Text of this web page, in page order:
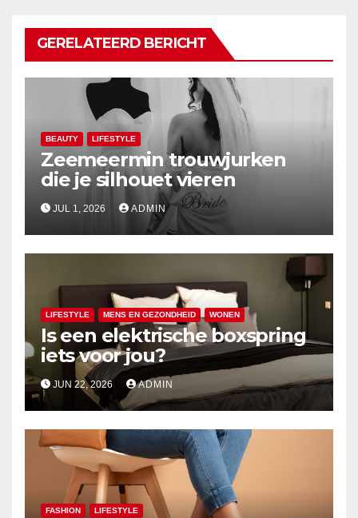
GERELATEERD BERICHT
BEAUTY LIFESTYLE
Zeemeermin trouwjurken
die je silhouet vieren
JUL 1, 2026 ADMIN
LIFESTYLE MENS EN GEZONDHEID WONEN
Is een elektrische boxspring
iets voor jou?
JUN 22, 2026 ADMIN
FASHION LIFESTYLE